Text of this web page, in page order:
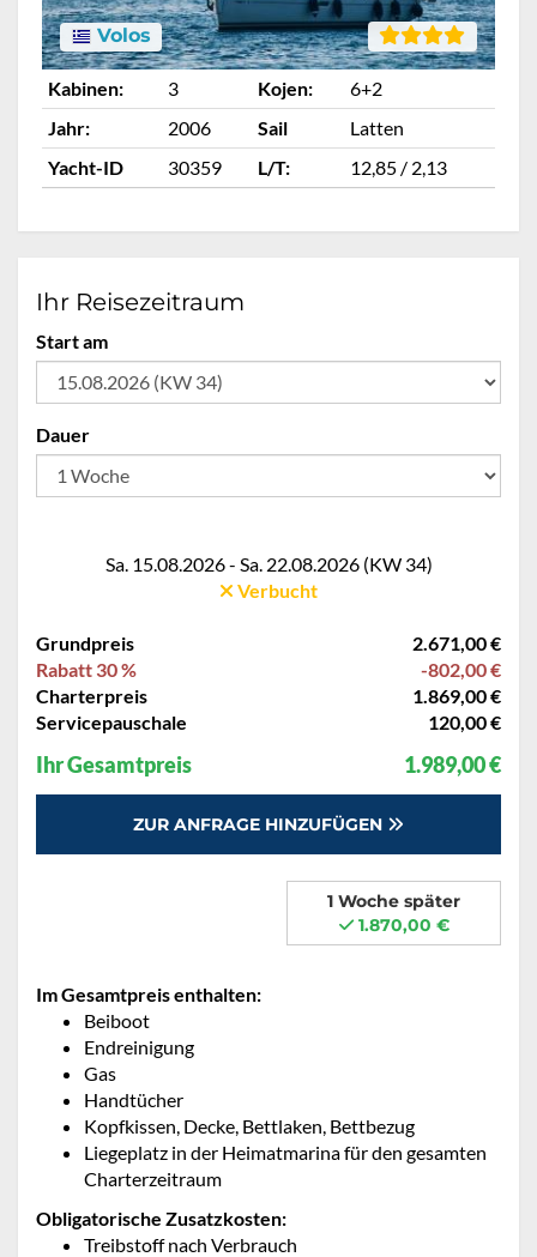
Volos
Kabinen: 3 Kojen:
6+2
Jahr:
2006 Sail
Latten
Yacht-ID
30359 L/T: 12,85 / 2,13
Ihr Reisezeitraum
Start am
Dauer
Sa. 15.08.2026 - Sa. 22.08.2026 (KW 34)
Verbucht
Grundpreis
2.671,00 €
Rabatt 30 %
-802,00 €
Charterpreis
1.869,00 €
Servicepauschale
120,00 €
Ihr Gesamtpreis 1.989,00 €
ZUR ANFRAGE HINZUFÜGEN
1 Woche später
1.870,00 €
Im Gesamtpreis enthalten:
Beiboot
Endreinigung
Gas
Handtücher
Kopfkissen, Decke, Bettlaken, Bettbezug
Liegeplatz in der Heimatmarina für den gesamten
Charterzeitraum
Obligatorische Zusatzkosten:
Treibstoff nach Verbrauch